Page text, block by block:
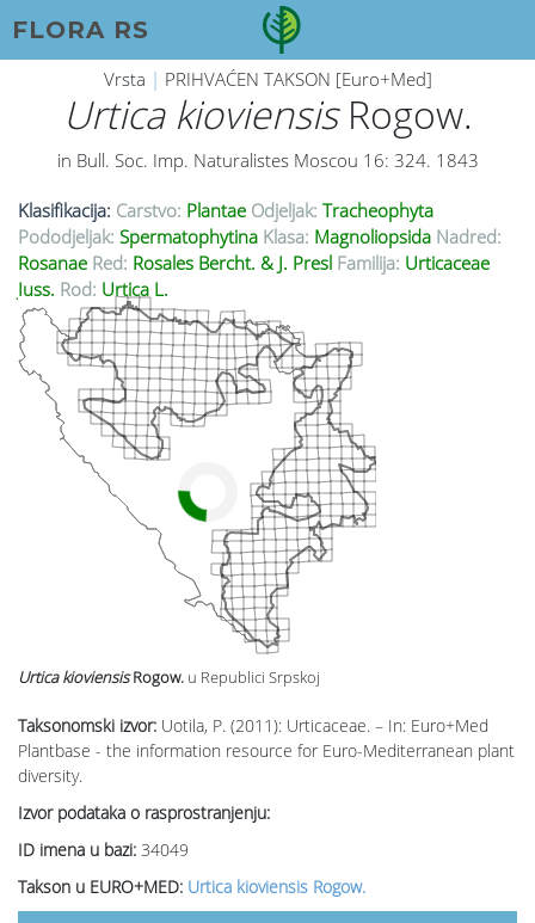
FLORA RS
Vrsta | PRIHVAĆEN TAKSON [Euro+Med]
Urtica kioviensisRogow.
in Bull. Soc. Imp. Naturalistes Moscou 16: 324. 1843
Klasifikacija: Carstvo: Plantae Odjeljak: Tracheophyta
Pododjeljak: Spermatophytina Klasa: Magnoliopsida Nadred:
Rosanae Red: Rosales Bercht. & J. Presl Familija: Urticaceae
Juss. Rod: Urtica L.
Taksonomski izvor: Uotila, P. (2011): Urticaceae. – In: Euro+Med
Plantbase - the information resource for Euro-Mediterranean plant
diversity.
Izvor podataka o rasprostranjenju:
ID imena u bazi: 34049
Takson u EURO+MED: Urtica kioviensis Rogow.
Urtica kioviensisRogow. u Republici Srpskoj